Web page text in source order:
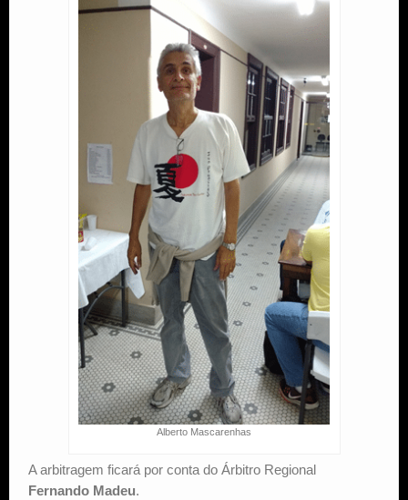
Alberto Mascarenhas
A arbitragem ficará por conta do Árbitro Regional
Fernando Madeu.